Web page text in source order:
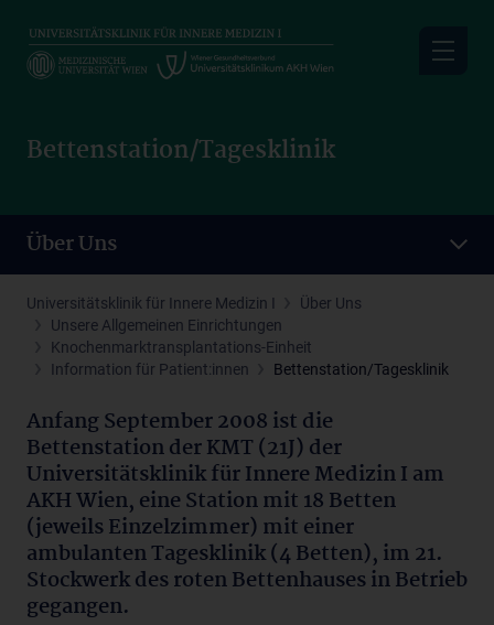
main
Bettenstation/Tagesklinik
Über Uns
Universitätsklinik für Innere Medizin I
Über Uns
Unsere Allgemeinen Einrichtungen
Knochenmarktransplantations-Einheit
Information für Patient:innen
Bettenstation/Tagesklinik
Anfang September 2008 ist die
Bettenstation der KMT (21J) der
Universitätsklinik für Innere Medizin I am
AKH Wien, eine Station mit 18 Betten
(jeweils Einzelzimmer) mit einer
ambulanten Tagesklinik (4 Betten), im 21.
Stockwerk des roten Bettenhauses in Betrieb
gegangen.